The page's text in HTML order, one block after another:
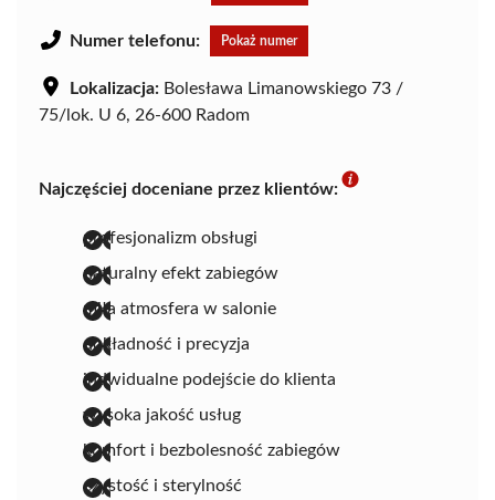
Numer telefonu: Pokaż numer
Lokalizacja: Bolesława Limanowskiego 73 /
75/lok. U 6, 26-600 Radom
Najczęściej doceniane przez klientów:
profesjonalizm obsługi
naturalny efekt zabiegów
miła atmosfera w salonie
dokładność i precyzja
indwidualne podejście do klienta
wysoka jakość usług
komfort i bezbolesność zabiegów
czystość i sterylność